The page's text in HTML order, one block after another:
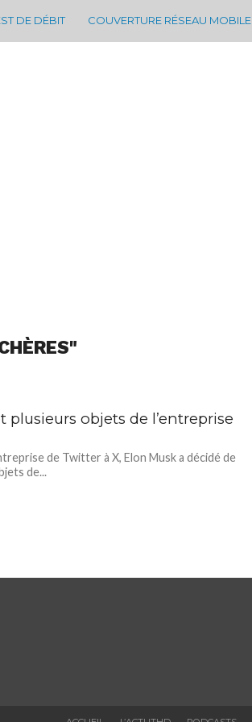
DE DÉBIT COUVERTURE RÉSEAU MOBILE
plusieurs objets de l’entreprise
de Twitter à X, Elon Musk a décidé de
de...